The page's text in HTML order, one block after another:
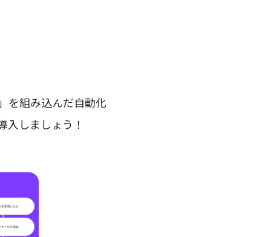
を組み込んだ自動化
入しましょう！